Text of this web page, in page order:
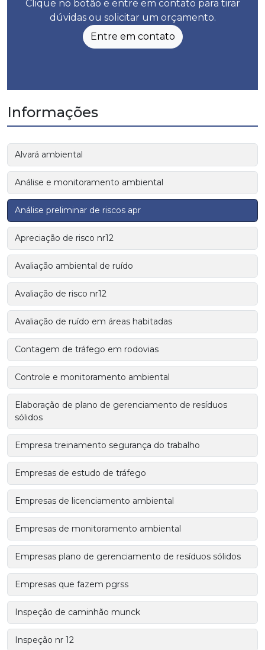
Clique no botão e entre em contato para tirar
dúvidas ou solicitar um orçamento.
Entre em contato
Informações
Alvará ambiental
Análise e monitoramento ambiental
Análise preliminar de riscos apr
Apreciação de risco nr12
Avaliação ambiental de ruído
Avaliação de risco nr12
Avaliação de ruído em áreas habitadas
Contagem de tráfego em rodovias
Controle e monitoramento ambiental
Elaboração de plano de gerenciamento de resíduos
sólidos
Empresa treinamento segurança do trabalho
Empresas de estudo de tráfego
Empresas de licenciamento ambiental
Empresas de monitoramento ambiental
Empresas plano de gerenciamento de resíduos sólidos
Empresas que fazem pgrss
Inspeção de caminhão munck
Inspeção nr 12